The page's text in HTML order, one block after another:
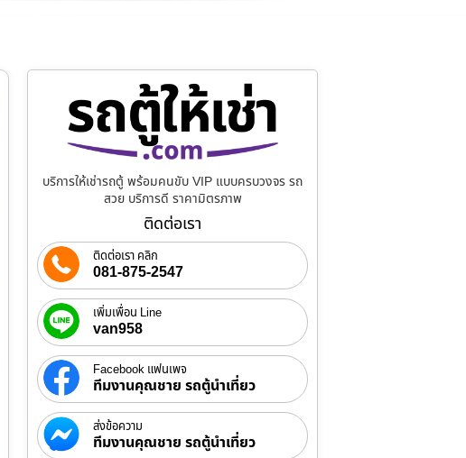
บริการให้เช่ารถตู้ พร้อมคนขับ VIP แบบครบวงจร รถ
สวย บริการดี ราคามิตรภาพ
ติดต่อเรา
ติดต่อเรา คลิก
081-875-2547
เพิ่มเพื่อน Line
van958
Facebook แฟนเพจ
ทีมงานคุณชาย รถตู้นำเที่ยว
ส่งข้อความ
ทีมงานคุณชาย รถตู้นำเที่ยว